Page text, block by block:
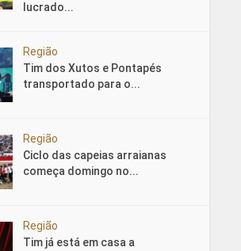
lucrado...
Região
Tim dos Xutos e Pontapés
transportado para o...
Região
Ciclo das capeias arraianas
começa domingo no...
Região
Tim já está em casa a